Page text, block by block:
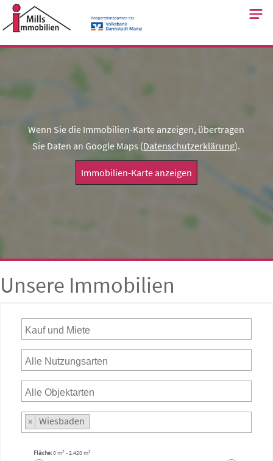
Skip
to
Wenn Sie die Immobilien-Karte anzeigen, übertragen
Sie Daten an Google Maps (Datenschutzerklärung).
Immobilien-Karte anzeigen
Unsere Immobilien
× Wiesbaden
Fläche:0 m²-2.420 m²